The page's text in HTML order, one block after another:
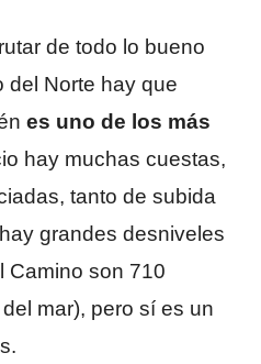
de todo lo bueno
del Norte hay que
es uno de los más
hay muchas cuestas,
tanto de subida
grandes desniveles
Camino son 710
mar), pero sí es un